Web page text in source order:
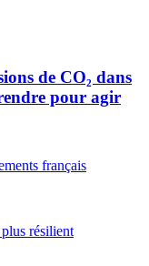
de CO₂ dans
pour agir
français
résilient